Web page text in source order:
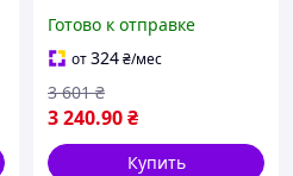
фонарик для охоты,
Светодиодный
компактный фонарь
Готово к отправке
от324₴/мес
3 240.90₴
3 601 ₴
Купить